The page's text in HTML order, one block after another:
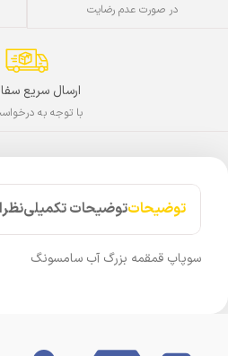
در صورت عدم رضایت
ارسال سریع
با توجه به
توضیحاتتوضیحات تکمیلی
سوپاپ قمقمه بزرگ آب سامسونگ